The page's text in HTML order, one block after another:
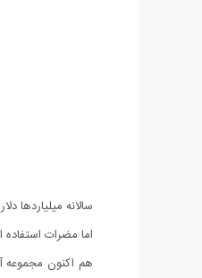
سالانه
اما مضرات
هم اکنون مجموعه